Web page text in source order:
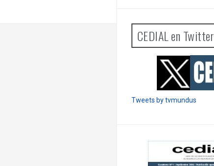
CEDIAL en Twitter
Tweets by tvmundus